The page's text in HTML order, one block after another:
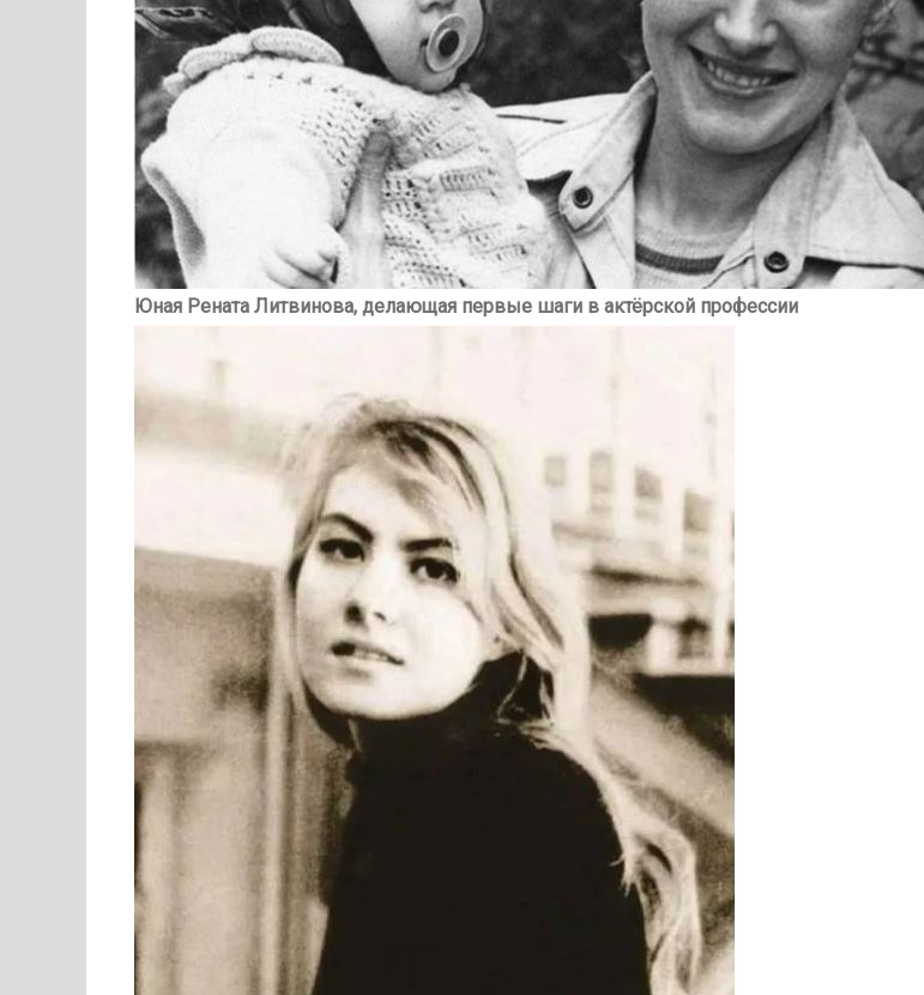
Юная Рената Литвинова, делающая первые шаги в актёрской профессии